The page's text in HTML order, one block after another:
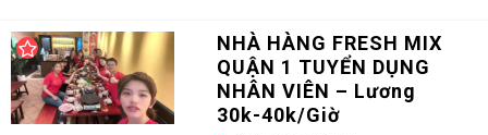
NHÀ HÀNG FRESH MIX
QUẬN 1 TUYỂN DỤNG
NHÂN VIÊN – Lương
30k-40k/Giờ